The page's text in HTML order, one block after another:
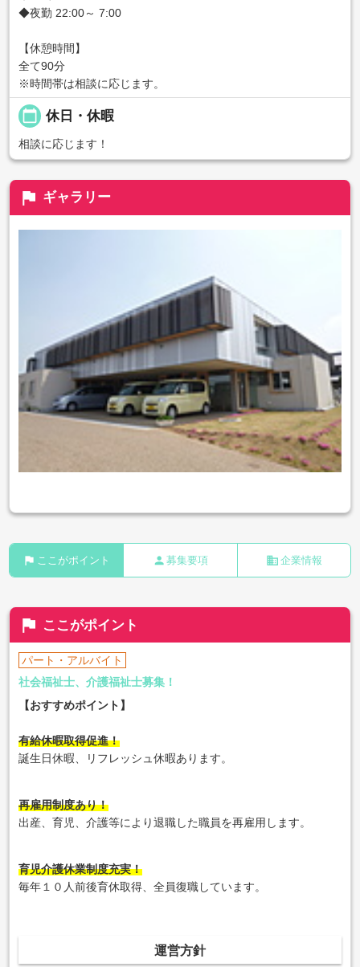
◆夜勤 22:00～ 7:00
【休憩時間】
全て90分
※時間帯は相談に応じます。
calendar_today 休日・休暇
相談に応じます！
flag ギャラリー
flag ここがポイント person 募集要項 business 企業情報
flag ここがポイント
パート・アルバイト
社会福祉士、介護福祉士募集！
【おすすめポイント】
有給休暇取得促進！
誕生日休暇、リフレッシュ休暇あります。
再雇用制度あり！
出産、育児、介護等により退職した職員を再雇用します。
育児介護休業制度充実！
毎年１０人前後育休取得、全員復職しています。
運営方針